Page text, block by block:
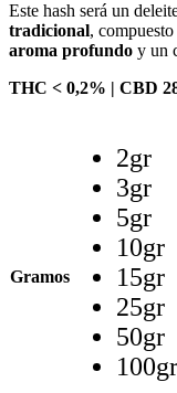
Este hash será un
tradicional,
aroma profundo y un
THC < 0,2% | CBD
Gramos
2gr
3gr
5gr
10gr
15gr
25gr
50gr
100gr